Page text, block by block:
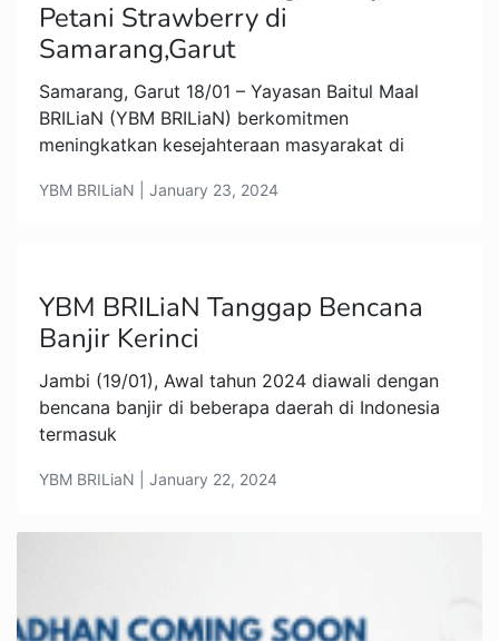
Petani Strawberry di
Samarang,Garut
Samarang, Garut 18/01 – Yayasan Baitul Maal
BRILiaN (YBM BRILiaN) berkomitmen
meningkatkan kesejahteraan masyarakat di
YBM BRILiaN | January 23, 2024
YBM BRILiaN Tanggap Bencana
Banjir Kerinci
Jambi (19/01), Awal tahun 2024 diawali dengan
bencana banjir di beberapa daerah di Indonesia
termasuk
YBM BRILiaN | January 22, 2024